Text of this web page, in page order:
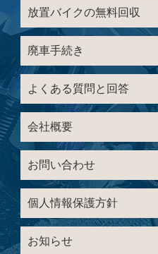
放置バイクの無料回収
廃車手続き
よくある質問と回答
会社概要
お問い合わせ
個人情報保護方針
お知らせ